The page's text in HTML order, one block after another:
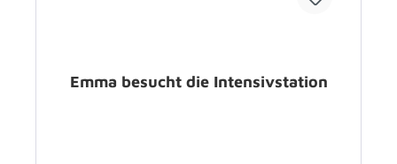
Emma besucht die Intensivstation